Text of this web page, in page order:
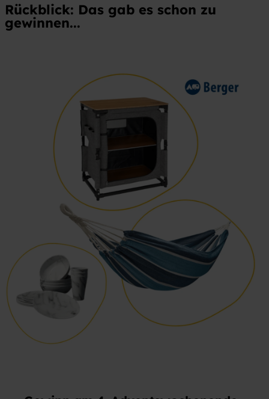
Rückblick: Das gab es schon zu
gewinnen...